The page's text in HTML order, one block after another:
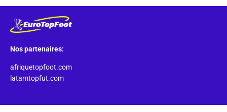
Nos partenaires:
afriquetopfoot.com
latamtopfut.com